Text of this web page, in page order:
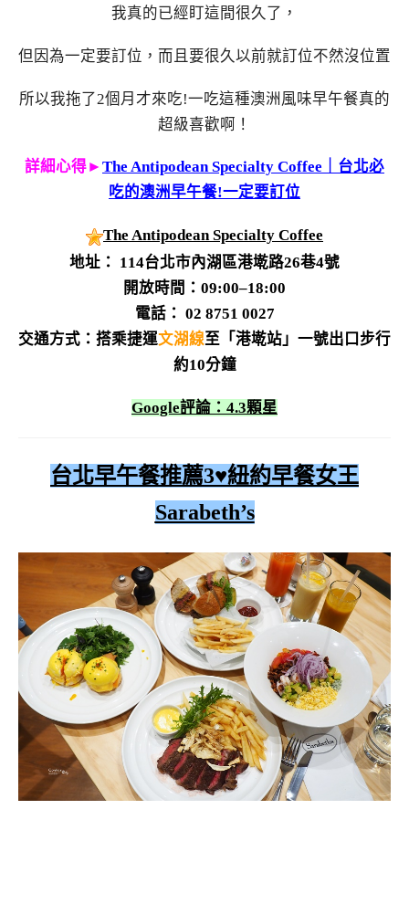
我真的已經盯這間很久了，
但因為一定要訂位，而且要很久以前就訂位不然沒位置
所以我拖了2個月才來吃!一吃這種澳洲風味早午餐真的
超級喜歡啊！
詳細心得► The Antipodean Specialty Coffee｜台北必
吃的澳洲早午餐!一定要訂位
The Antipodean Specialty Coffee
地址： 114台北市內湖區港墘路26巷4號
開放時間：09:00–18:00
電話： 02 8751 0027
交通方式： 搭乘捷運文湖線至「港墘站」一號出口步行
約10分鐘
Google評論：4.3顆星
台北早午餐推薦3♥紐約早餐女王
Sarabeth’s